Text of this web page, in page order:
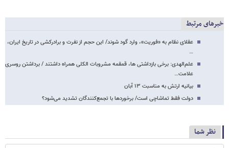
خبرهای مرتبط
عقلای نظام به «فوریت»، وارد گود شوند/ این حجم از نفرت و برادرکشی در تاریخ ایران،
…
علم‌الهدی: برخی بازداشتی ها، قمقمه‌ مشروبات الکلی همراه داشتند / برداشتن روسری
علامت…
بیانیه ارتش به مناسبت ۱۳ آبان
دولت فقط تماشاچی است/ برخوردها با تجمع‌کنندگان تشدید می‌شود؟
نظر شما